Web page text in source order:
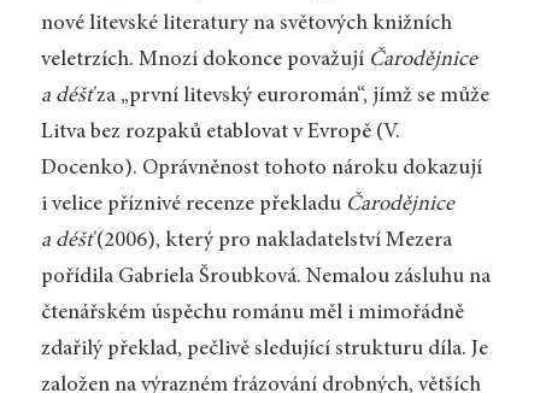
nové litevské literatury na světových knižních
veletrzích. Mnozí dokonce považují Čarodějnice
a déšťza „první litevský euroromán“, jímž se může
Litva bez rozpaků etablovat v Evropě (V.
Docenko). Oprávněnost tohoto nároku dokazují
i velice příznivé recenze překladu Čarodějnice
a déšť(2006), který pro nakladatelství Mezera
pořídila Gabriela Šroubková. Nemalou zásluhu na
čtenářském úspěchu románu měl i mimořádně
zdařilý překlad, pečlivě sledující strukturu díla. Je
založen na výrazném frázování drobných, větších